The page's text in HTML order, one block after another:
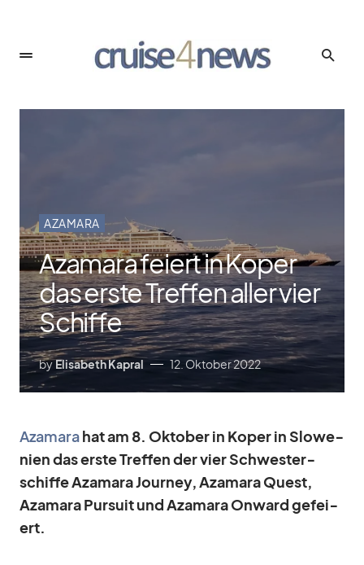
AZAMARA
Azamara feiert in Koper
das erste Treffen aller vier
Schiffe
byElisabeth Kapral 12. Oktober 2022
Aza­marahat am 8. Ok­to­ber in Ko­per in Slo­we­
nien das erste Tref­fen der vier Schwes­ter­
schiffe Aza­mara Jour­ney, Aza­mara Quest,
Aza­mara Pur­suit und Aza­mara On­ward ge­fei­
ert.